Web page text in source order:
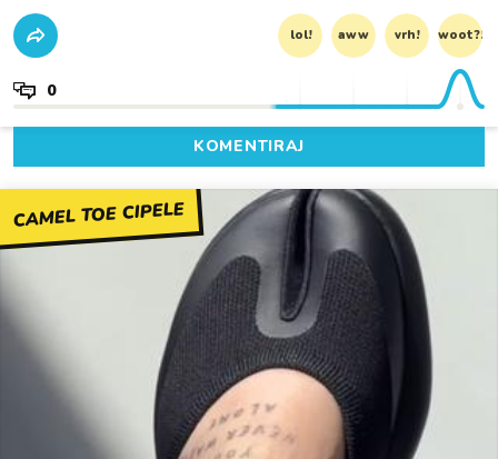
lol! aww vrh! woot?!
0
KOMENTIRAJ
CAMEL TOE CIPELE